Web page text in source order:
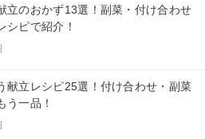
立のおかず13選！副菜・付け合わせ
シピで紹介！
献立レシピ25選！付け合わせ・副菜
う一品！